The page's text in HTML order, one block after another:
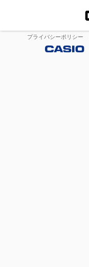
プライバシーポリシー